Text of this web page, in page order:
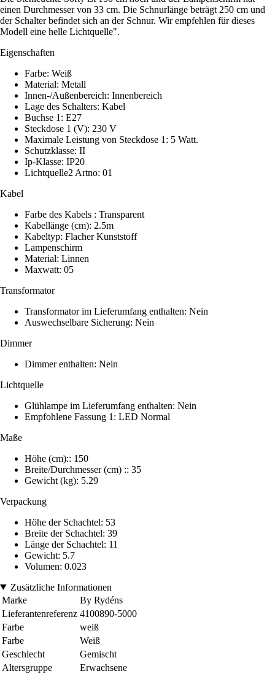
einen Durchmesser von 33 cm. Die Schnurlänge beträgt 250 cm und
der Schalter befindet sich an der Schnur. Wir empfehlen für dieses
Modell eine helle Lichtquelle".
Eigenschaften
Farbe: Weiß
Material: Metall
Innen-/Außenbereich: Innenbereich
Lage des Schalters: Kabel
Buchse 1: E27
Steckdose 1 (V): 230 V
Maximale Leistung von Steckdose 1: 5 Watt.
Schutzklasse: II
Ip-Klasse: IP20
Lichtquelle2 Artno: 01
Kabel
Farbe des Kabels : Transparent
Kabellänge (cm): 2.5m
Kabeltyp: Flacher Kunststoff
Lampenschirm
Material: Linnen
Maxwatt: 05
Transformator
Transformator im Lieferumfang enthalten: Nein
Auswechselbare Sicherung: Nein
Dimmer
Dimmer enthalten: Nein
Lichtquelle
Glühlampe im Lieferumfang enthalten: Nein
Empfohlene Fassung 1: LED Normal
Maße
Höhe (cm):: 150
Breite/Durchmesser (cm) :: 35
Gewicht (kg): 5.29
Verpackung
Höhe der Schachtel: 53
Breite der Schachtel: 39
Länge der Schachtel: 11
Gewicht: 5.7
Volumen: 0.023
Zusätzliche Informationen
Marke
By Rydéns
Lieferantenreferenz 4100890-5000
Farbe
weiß
Farbe
Weiß
Geschlecht
Gemischt
Altersgruppe
Erwachsene